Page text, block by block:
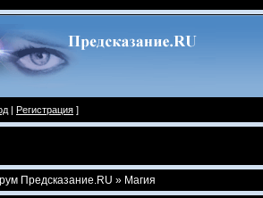
| Регистрация ]
Предсказание.RU » Магия